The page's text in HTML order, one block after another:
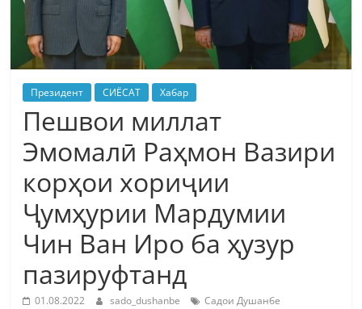
Президент СИЁСАТ Хабар
Пешвои миллат
Эмомалӣ Раҳмон Вазири
корҳои хориҷии
Ҷумҳурии Мардумии
Чин Ван Иро ба ҳузур
пазируфтанд
01.08.2022 sado_dushanbe Садои Душанбе